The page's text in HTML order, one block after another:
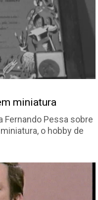
miniatura
Fernando Pessa sobre
o hobby de